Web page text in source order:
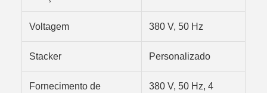
Voltagem 380 V, 50 Hz
Stacker Personalizado
Fornecimento de
380 V, 50 Hz, 4